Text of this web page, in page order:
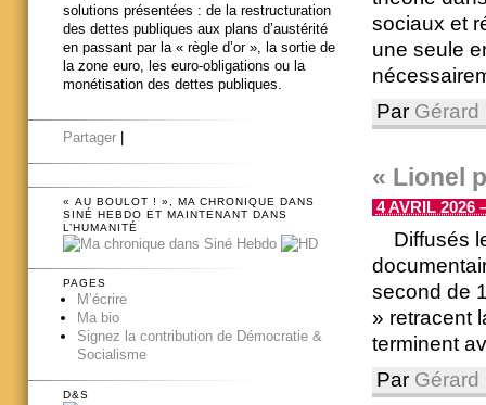
sociaux et
une seule
Par Gérard
« Lionel
4 AVRIL 2026
Diffusés
second de
» retracent
terminent
Par Gérard
solutions présentées : de la restructuration
des dettes publiques aux plans d’austérité
en passant par la « règle d’or », la sortie de
la zone euro, les euro-obligations ou la
monétisation des dettes publiques.
Partager
« AU BOULOT ! », MA CHRONIQUE DANS
SINÉ HEBDO ET MAINTENANT DANS
L’HUMANITÉ
PAGES
M’écrire
Ma bio
Signez la contribution de Démocratie &
Socialisme
D&S